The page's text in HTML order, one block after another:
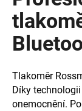
0,0
z
5
hvězdiček.
Tlakoměr
Díky
onemocnění.
a
j
í
?